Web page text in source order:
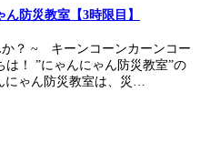
防災教室【3時限目】
？ ~ キーンコーンカーンコー
！ ”にゃんにゃん防災教室”の
にゃん防災教室は、災…